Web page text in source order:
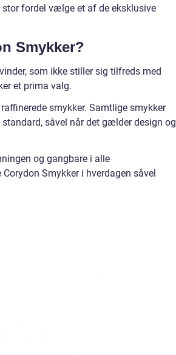
fordel vælge et af de eksklusive
Smykker?
som ikke stiller sig tilfreds med
et prima valg.
smykker. Samtlige smykker
såvel når det gælder design og
og gangbare i alle
Smykker i hverdagen såvel